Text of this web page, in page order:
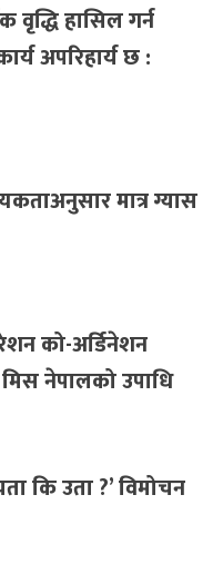
वृद्धि हासिल गर्न
अपरिहार्य छ :
मात्र ग्यास
को-अर्डिनेशन
नेपालको उपाधि
कि उता ?’ विमोचन